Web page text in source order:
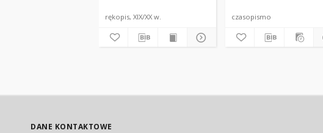
rękopis, XIX/XX w. czasopismo
DANE KONTAKTOWE